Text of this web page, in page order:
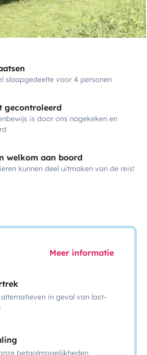
slaapgedeelte voor 4 personen
gecontroleerd
is door ons nagekeken en
welkom aan boord
kunnen deel uitmaken van de reis!
Meer informatie
in geval van last-
betaalmogelijkheden